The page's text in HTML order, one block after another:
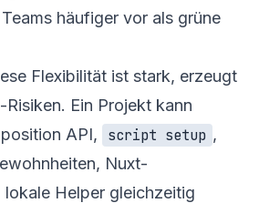
häufiger vor als grüne
Flexibilität ist stark, erzeugt
Ein Projekt kann
API,
script setup ,
Nuxt-
lokale Helper gleichzeitig